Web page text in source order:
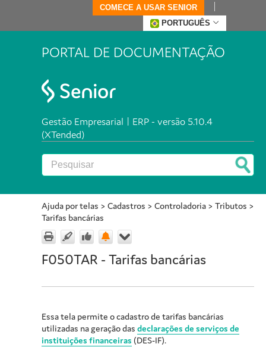
COMECE A USAR SENIOR
PORTUGUÊS
PORTAL DE DOCUMENTAÇÃO
Gestão Empresarial | ERP - versão 5.10.4
(XTended)
Ajuda por telas > Cadastros > Controladoria > Tributos >
Tarifas bancárias
F050TAR - Tarifas bancárias
Essa tela permite o cadastro de tarifas bancárias
utilizadas na geração das declarações de serviços de
instituições financeiras (DES-IF).